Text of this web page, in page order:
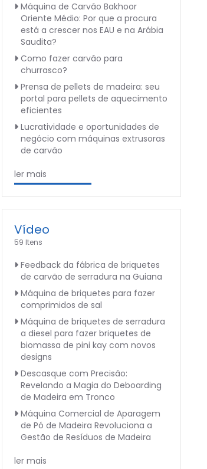
Máquina de Carvão Bakhoor
Oriente Médio: Por que a procura
está a crescer nos EAU e na Arábia
Saudita?
Como fazer carvão para
churrasco?
Prensa de pellets de madeira: seu
portal para pellets de aquecimento
eficientes
Lucratividade e oportunidades de
negócio com máquinas extrusoras
de carvão
ler mais
Vídeo
59 Itens
Feedback da fábrica de briquetes
de carvão de serradura na Guiana
Máquina de briquetes para fazer
comprimidos de sal
Máquina de briquetes de serradura
a diesel para fazer briquetes de
biomassa de pini kay com novos
designs
Descasque com Precisão:
Revelando a Magia do Deboarding
de Madeira em Tronco
Máquina Comercial de Aparagem
de Pó de Madeira Revoluciona a
Gestão de Resíduos de Madeira
ler mais